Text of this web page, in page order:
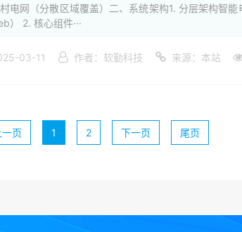
村电网（分散区域覆盖）二、系统架构1. 分层架构
） 2. 核心组件···
03-11 作者：软勤科技 来源：本站
一页 1 2 下一页 尾页